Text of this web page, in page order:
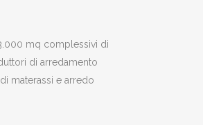
mq complessivi di
di arredamento
materassi e arredo